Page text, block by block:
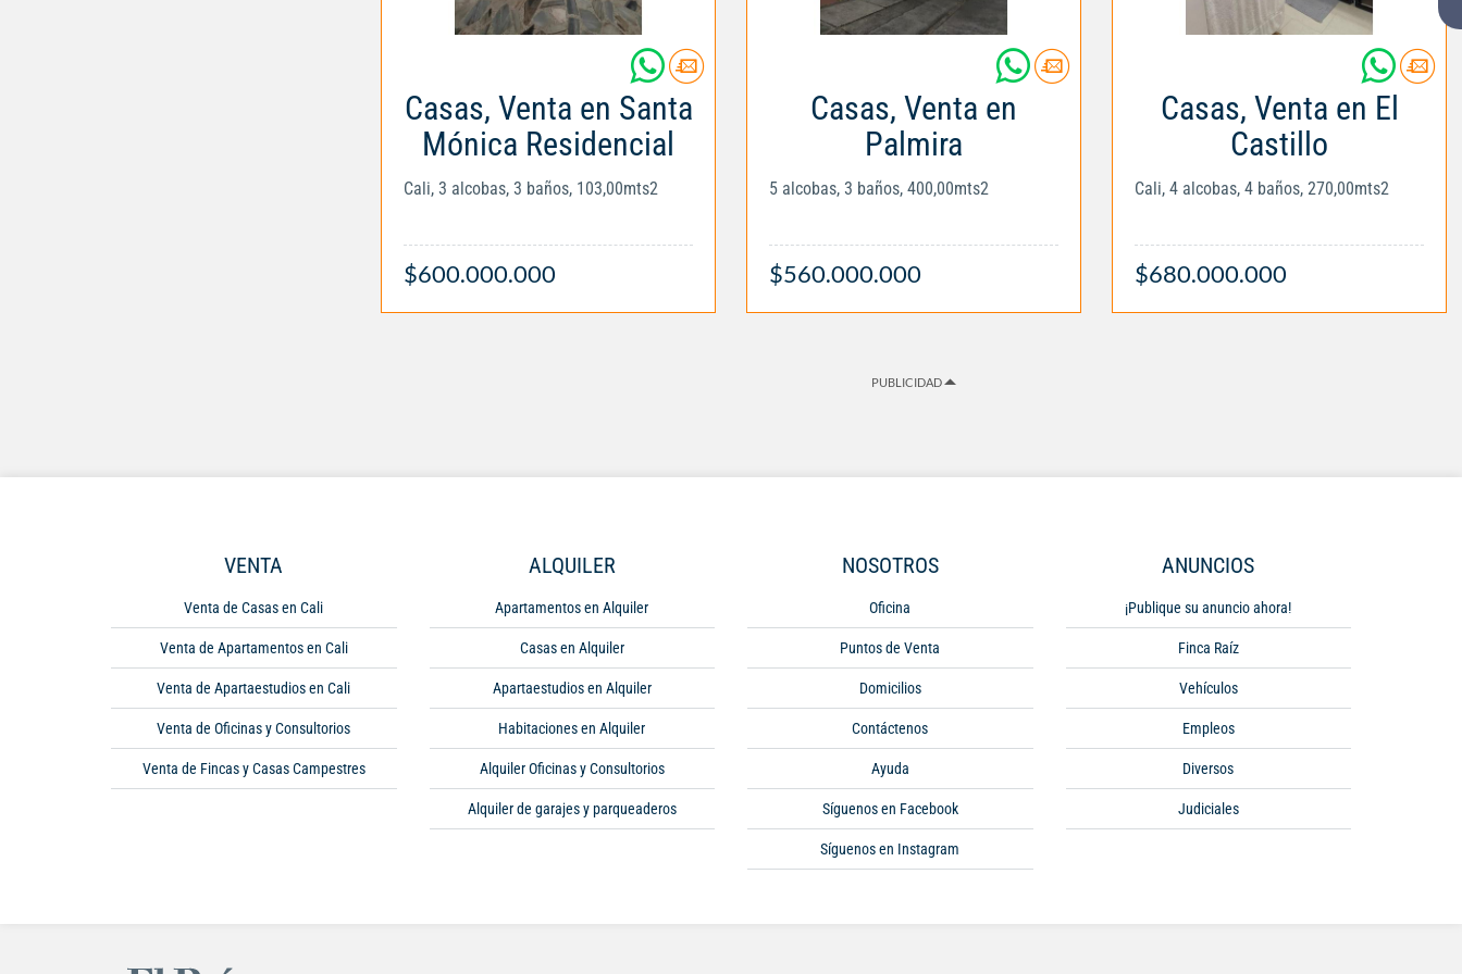
Casas, Venta en Santa
Mónica Residencial
Cali, 3 alcobas, 3 baños, 103,00mts2
$600.000.000
Casas, Venta en
Palmira
5 alcobas, 3 baños, 400,00mts2
$560.000.000
Casas, Venta en El
Castillo
Cali, 4 alcobas, 4 baños, 270,00mts2
$680.000.000
PUBLICIDAD
VENTA
Venta de Casas en Cali
Venta de Apartamentos en Cali
Venta de Apartaestudios en Cali
Venta de Oficinas y Consultorios
Venta de Fincas y Casas Campestres
ALQUILER
Apartamentos en Alquiler
Casas en Alquiler
Apartaestudios en Alquiler
Habitaciones en Alquiler
Alquiler Oficinas y Consultorios
Alquiler de garajes y parqueaderos
NOSOTROS
Oficina
Puntos de Venta
Domicilios
Contáctenos
Ayuda
Síguenos en Facebook
Síguenos en Instagram
ANUNCIOS
¡Publique su anuncio ahora!
Finca Raíz
Vehículos
Empleos
Diversos
Judiciales